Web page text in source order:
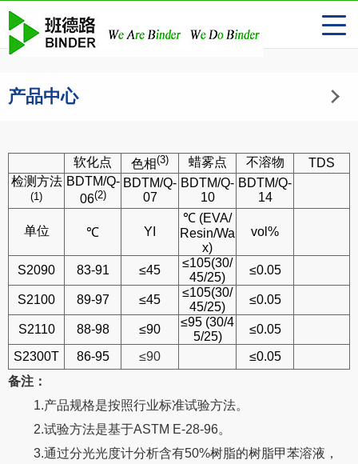
产品中心
软化点 色相(3) 蜡雾点 不溶物
TDS
检测方法
(1)
BDTM/Q-
06(2)
BDTM/Q-
07
BDTM/Q-
10
BDTM/Q-
14
单位 ℃ YI
℃ (EVA/
Resin/Wa
x)
vol%
S2090 83-91 ≤45
≤105(30/
45/25)
≤0.05
S2100 89-97 ≤45
≤105(30/
45/25)
≤0.05
S2110 88-98 ≤90
≤95 (30/4
5/25)
≤0.05
S2300T
86-95 ≤90
≤0.05
备注：
1.产品规格是按照行业标准试验方法。
2.试验方法是基于ASTM E-28-96。
3.通过分光光度计分析含有50%树脂的树脂甲苯溶液，